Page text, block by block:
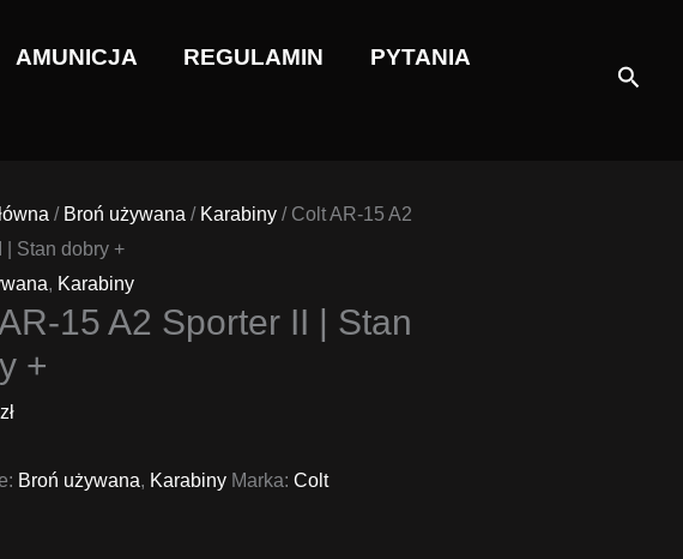
AMUNICJA REGULAMIN
PYTANIA
/ Broń używana / Karabiny / Colt AR-15 A2
| Stan dobry +
, Karabiny
15 A2 Sporter II | Stan
+
zł
Broń używana, Karabiny Marka: Colt